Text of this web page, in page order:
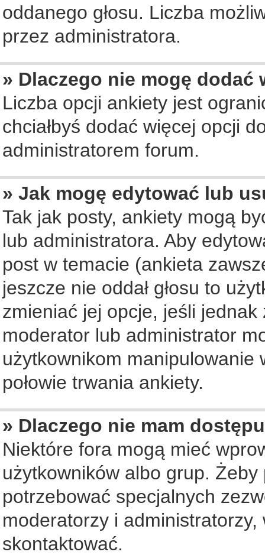
oddanego głosu. Liczba
przez administratora.
» Dlaczego nie mogę
Liczba opcji ankiety jest
chciałbyś dodać więcej opcji
administratorem forum.
» Jak mogę edytować lub
Tak jak posty, ankiety mogą
lub administratora. Aby
post w temacie (ankieta
jeszcze nie oddał głosu to
zmieniać jej opcje, jeśli jednak
moderator lub administrator
użytkownikom
połowie trwania ankiety.
» Dlaczego nie mam
Niektóre fora mogą mieć
użytkowników albo grup.
potrzebować specjalnych
moderatorzy i
skontaktować.